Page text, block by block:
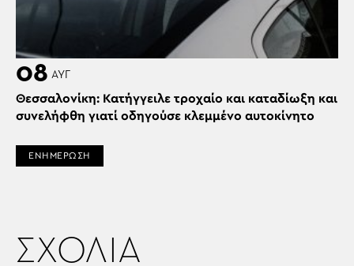
08 ΑΥΓ
Θεσσαλονίκη: Κατήγγειλε τροχαίο και καταδίωξη και
συνελήφθη γιατί οδηγούσε κλεμμένο αυτοκίνητο
ΕΝΗΜΕΡΩΣΗ
ΣΧΟΛΙΑ